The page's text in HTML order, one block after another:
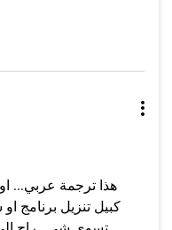
هذا ترجمة عربي...